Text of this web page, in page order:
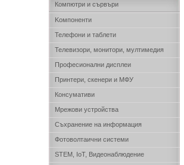
Компютри и сървъри
Kомпоненти
Телефони и таблети
Телевизори, монитори, мултимедия
Професионални дисплеи
Принтери, скенери и МФУ
Консумативи
Мрежови устройства
Съхранение на информация
Фотоволтаични системи
STEM, IoT, Видеонаблюдение